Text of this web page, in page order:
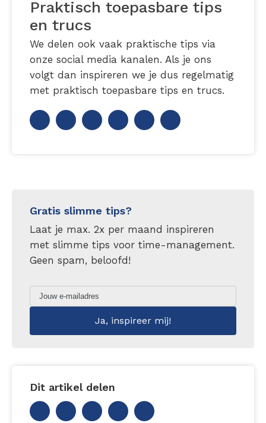
Praktisch toepasbare tips
en trucs
We delen ook vaak praktische tips via
onze social media kanalen. Als je ons
volgt dan inspireren we je dus regelmatig
met praktisch toepasbare tips en trucs.
Gratis slimme tips?
Laat je max. 2x per maand inspireren
met slimme tips voor time-management.
Geen spam, beloofd!
Dit artikel delen